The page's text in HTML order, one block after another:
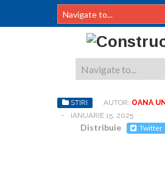
STIRI AUTOR: OANA
-
IANUARIE 15, 2025
Distribuie Twitter